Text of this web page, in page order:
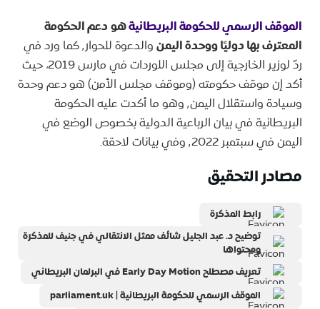
الموقف الرسمي للحكومة البريطانيةهودعم الحكومة
المعترف بها دوليًا ووحدة اليمن
والدعوة للحوار٬ كما ورد في
ردّ لوزير الخارجية إلى مجلس اللوردات في مارس 2019، حيث
أكد إن موقف حكومته (وموقف مجلس الأمن) هو دعم وحدة
وسيادة واستقلال اليمن٬ وهو ما أكدت عليه الحكومة
البريطانية في بيان الرباعية الدولية بخصوص الوضع في
اليمن في سبتمبر ٬2022 وفي بيانات لاحقة.
مصادر التحقيق
رابط المذكرة
توضيح د. عبد الجليل شائف ممثل الانتقالي في جنيف للمذكرة
ومحتواها
تعريف مصطلح Early Day Motion في البرلمان البريطاني
الموقف الرسمي للحكومة البريطانية | parliament.uk